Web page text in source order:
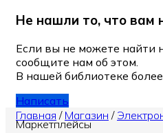
Не нашли то, что вам
Если вы не можете найти
сообщите нам об этом.
В нашей библиотеке
Написать
Главная / Магазин /
Маркетплейсы